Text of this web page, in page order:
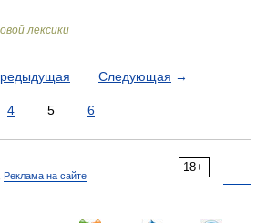
лексики
Следующая →
4 5 6
18+
Реклама на сайте